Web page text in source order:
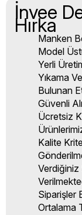
İnvee
Hırka
Manken
Model
Yerli
Yıkama
Bulunan
Güvenli
Ücretsiz
Kalite
Verdiğiniz
Siparişler
Ortalama